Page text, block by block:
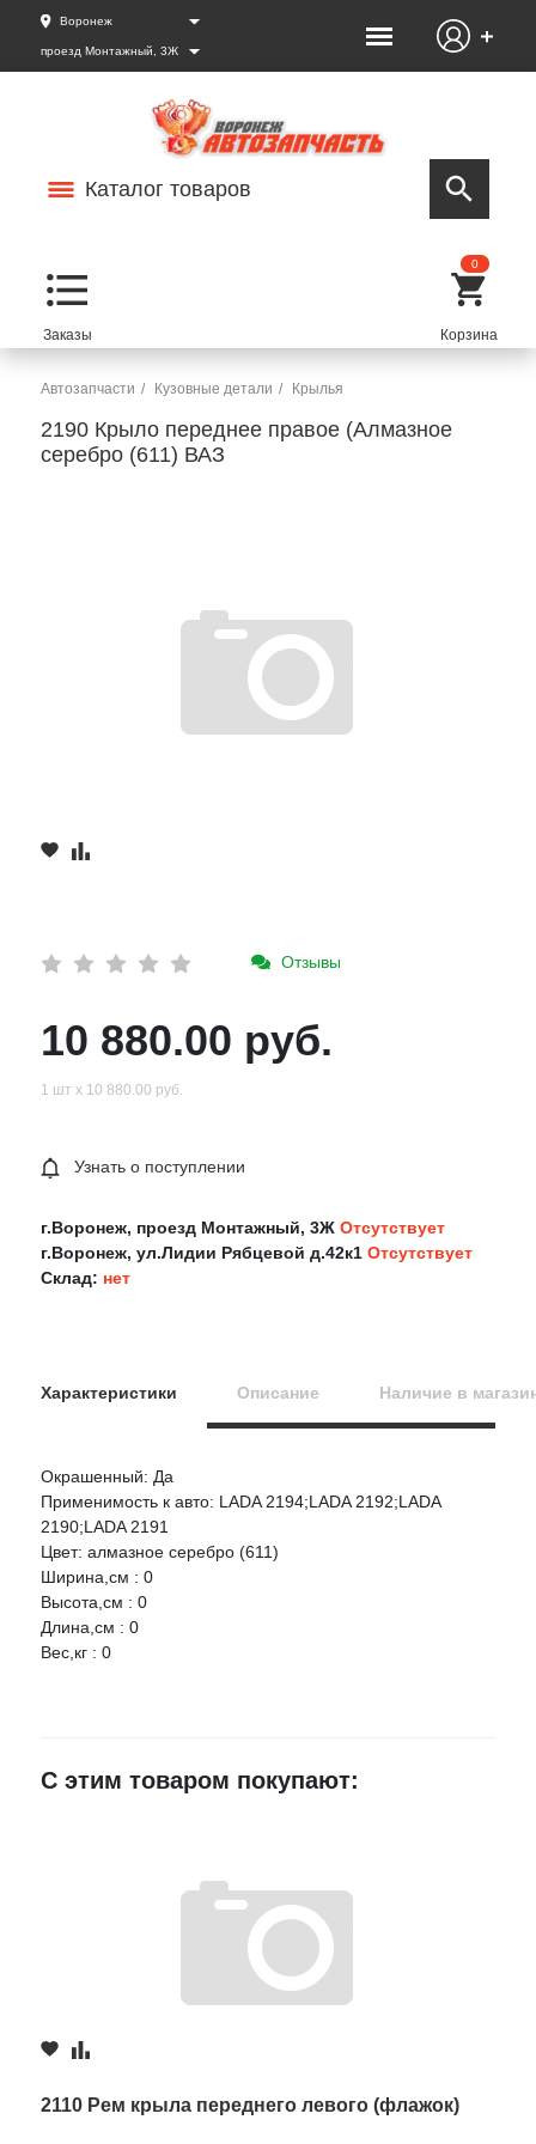
Воронеж
проезд Монтажный, 3Ж
Каталог товаров
0
Автозапчасти Кузовные детали Крылья
2190 Крыло переднее правое (Алмазное
серебро (611) ВАЗ
Отзывы
10 880.00 руб.
1 шт х 10 880.00 руб.
Узнать о поступлении
г.Воронеж, проезд Монтажный, 3Ж Отсутствует
г.Воронеж, ул.Лидии Рябцевой д.42к1 Отсутствует
Склад: нет
Характеристики Описание Наличие в
Окрашенный: Да
Применимость к авто: LADA 2194;LADA 2192;LADA
2190;LADA 2191
Цвет: алмазное серебро (611)
Ширина,см : 0
Высота,см : 0
Длина,см : 0
Вес,кг : 0
Оцените товар:
Ваше имя
E-mail
С этим товаром покупают:
2110 Рем крыла переднего левого (флажок)